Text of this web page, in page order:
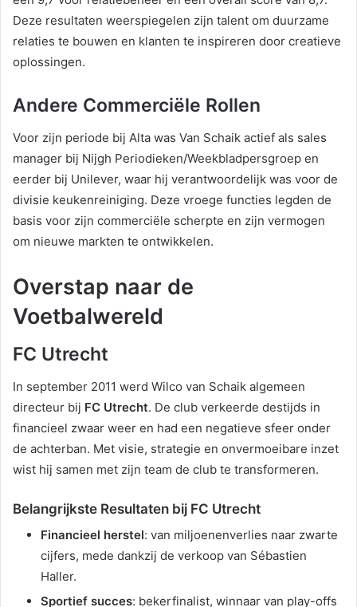
Deze resultaten weerspiegelen zijn talent om duurzame
relaties te bouwen en klanten te inspireren door creatieve
oplossingen.
Andere Commerciële Rollen
Voor zijn periode bij Alta was Van Schaik actief als sales
manager bij Nijgh Periodieken/Weekbladpersgroep en
eerder bij Unilever, waar hij verantwoordelijk was voor de
divisie keukenreiniging. Deze vroege functies legden de
basis voor zijn commerciële scherpte en zijn vermogen
om nieuwe markten te ontwikkelen.
Overstap naar de
Voetbalwereld
FC Utrecht
In september 2011 werd Wilco van Schaik algemeen
directeur bij FC Utrecht. De club verkeerde destijds in
financieel zwaar weer en had een negatieve sfeer onder
de achterban. Met visie, strategie en onvermoeibare inzet
wist hij samen met zijn team de club te transformeren.
Belangrijkste Resultaten bij FC Utrecht
Financieel herstel: van miljoenenverlies naar zwarte
cijfers, mede dankzij de verkoop van Sébastien
Haller.
Sportief succes: bekerfinalist, winnaar van play-offs